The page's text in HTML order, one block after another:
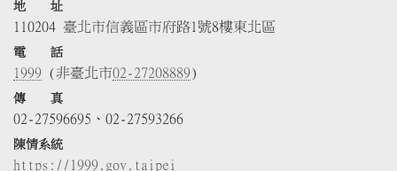
地 址
110204 臺北市信義區市府路1號8樓東北區
電 話
1999 (非臺北市02-27208889)
傳 真
02-27596695、02-27593266
陳情系統
https://1999.gov.taipei